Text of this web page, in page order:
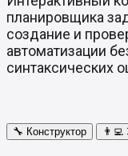
планировщика
создание и
автоматизации
синтаксических
🔧 Конструктор 👨‍💻